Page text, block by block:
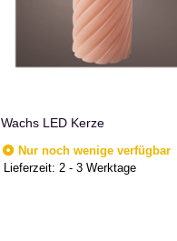
Wachs LED Kerze
Nur noch wenige verfügbar
Lieferzeit: 2 - 3 Werktage